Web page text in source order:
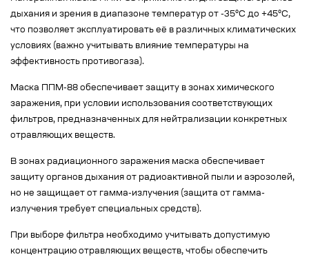
дыхания и зрения в диапазоне температур от -35°C до +45°C,
что позволяет эксплуатировать её в различных климатических
условиях (важно учитывать влияние температуры на
эффективность противогаза).
Маска ППМ-88 обеспечивает защиту в зонах химического
заражения, при условии использования соответствующих
фильтров, предназначенных для нейтрализации конкретных
отравляющих веществ.
В зонах радиационного заражения маска обеспечивает
защиту органов дыхания от радиоактивной пыли и аэрозолей,
но не защищает от гамма-излучения (защита от гамма-
излучения требует специальных средств).
При выборе фильтра необходимо учитывать допустимую
концентрацию отравляющих веществ, чтобы обеспечить